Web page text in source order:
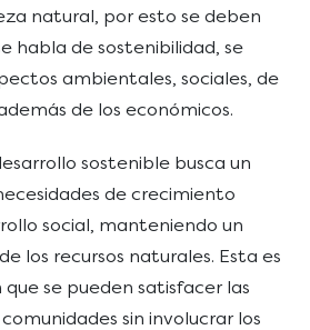
natural, por esto se deben
habla de sostenibilidad, se
ambientales, sociales, de
de los económicos.
sostenible busca un
de crecimiento
social, manteniendo un
los recursos naturales. Esta es
se pueden satisfacer las
sin involucrar los